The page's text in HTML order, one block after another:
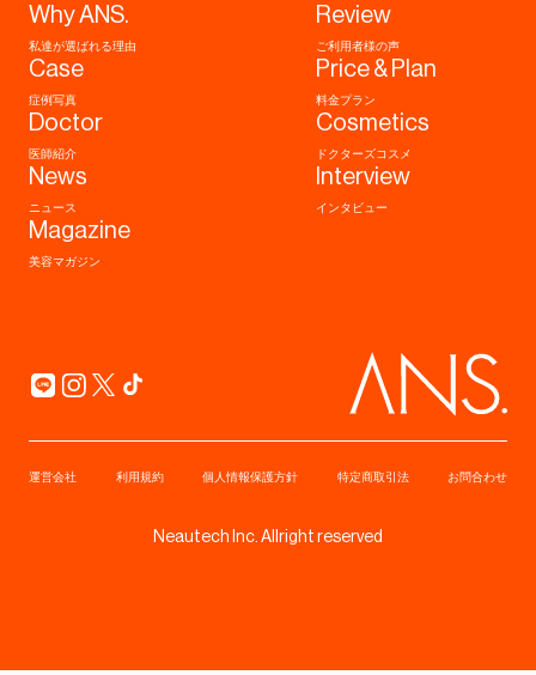
Why ANS.
私達が選ばれる理由
Review
ご利用者様の声
Case
症例写真
Price & Plan
料金プラン
Doctor
医師紹介
Cosmetics
ドクターズコスメ
News
ニュース
Interview
インタビュー
Magazine
美容マガジン
運営会社 利用規約 個人情報保護方針 特定商取引法 お問合わせ
Neautech Inc. Allright reserved